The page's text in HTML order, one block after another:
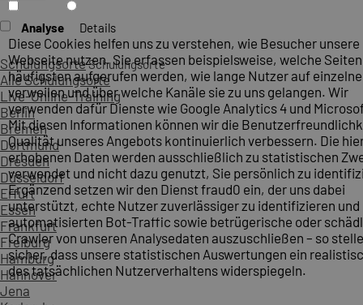
SchulungsorteSchulungsorte
Alle Schulungsorte
Live-Online-Training
Berlin
Bremen
Dortmund
Dresden
Düsseldorf
Erfurt
Essen
Frankfurt
Freiburg
Hamburg
Hannover
Jena
Analyse Details
Diese Cookies helfen uns zu verstehen, wie Besucher unsere
Webseite nutzen. Sie erfassen beispielsweise, welche
häufigsten aufgerufen werden, wie lange Nutzer auf
verweilen und über welche Kanäle sie zu uns gelangen. Wir
verwenden dafür Dienste wie Google Analytics 4 und
Mit diesen Informationen können wir die
Qualität unseres Angebots kontinuierlich verbessern. Die
erhobenen Daten werden ausschließlich zu statistischen
verwendet und nicht dazu genutzt, Sie persönlich zu
Ergänzend setzen wir den Dienst fraud0 ein, der uns dabei
unterstützt, echte Nutzer zuverlässiger zu identifizieren und
automatisierten Bot-Traffic sowie betrügerische oder
Crawler von unseren Analysedaten auszuschließen – so
sicher, dass unsere statistischen Auswertungen ein
des tatsächlichen Nutzerverhaltens widerspiegeln.